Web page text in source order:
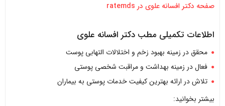
صفحه دکتر افسانه علوی در ratemds
اطلاعات تکمیلی مطب دکتر افسانه علوی
محقق در زمینه بهبود زخم و اختلالات التهابی پوست
فعال در زمینه بهداشت و مراقبت شخصی پوستی
تلاش در ارائه بهترین کیفیت خدمات پوستی به بیماران
بیشتر بخوانید: